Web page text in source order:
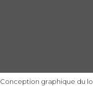
Conception graphique du